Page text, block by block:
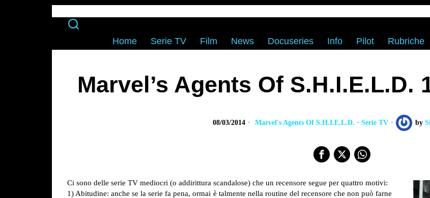
Home Serie TV Film News Docuseries Info Pilot Rubriche
Marvel’s Agents Of S.H.I.E.L.D.
08/03/2014 Marvel's Agents Of S.H.I.E.L.D. · Serie TV by
Ci sono delle serie TV mediocri (o addirittura scandalose) che un recensore segue per quattro motivi:
1) Abitudine: anche se la serie fa pena, ormai è talmente nella routine del recensore che non può farne